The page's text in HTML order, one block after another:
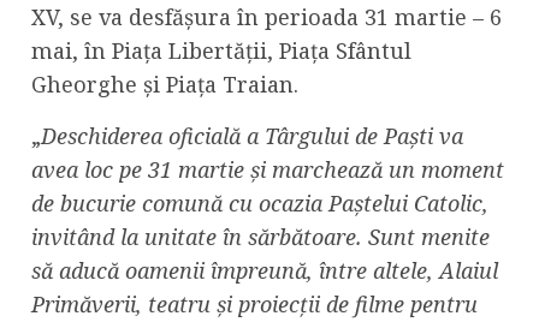
XV, se va desfășura în perioada 31 martie – 6
mai, în Piața Libertății, Piața Sfântul
Gheorghe și Piața Traian.
„Deschiderea oficială a Târgului de Paști va
avea loc pe 31 martie și marchează un moment
de bucurie comună cu ocazia Paștelui Catolic,
invitând la unitate în sărbătoare. Sunt menite
să aducă oamenii împreună, între altele, Alaiul
Primăverii, teatru și proiecții de filme pentru